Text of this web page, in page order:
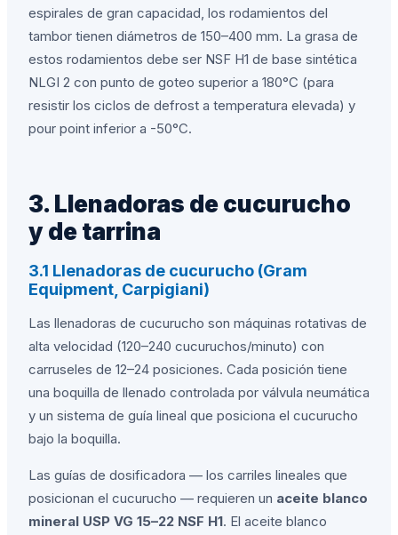
espirales de gran capacidad, los rodamientos del
tambor tienen diámetros de 150–400 mm. La grasa de
estos rodamientos debe ser NSF H1 de base sintética
NLGI 2 con punto de goteo superior a 180°C (para
resistir los ciclos de defrost a temperatura elevada) y
pour point inferior a -50°C.
3. Llenadoras de cucurucho
y de tarrina
3.1 Llenadoras de cucurucho (Gram
Equipment, Carpigiani)
Las llenadoras de cucurucho son máquinas rotativas de
alta velocidad (120–240 cucuruchos/minuto) con
carruseles de 12–24 posiciones. Cada posición tiene
una boquilla de llenado controlada por válvula neumática
y un sistema de guía lineal que posiciona el cucurucho
bajo la boquilla.
Las guías de dosificadora — los carriles lineales que
posicionan el cucurucho — requieren un aceite blanco
mineral USP VG 15–22 NSF H1. El aceite blanco